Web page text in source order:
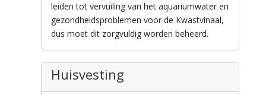
leiden tot vervuiling van het aquariumwater en
gezondheidsproblemen voor de Kwastvinaal,
dus moet dit zorgvuldig worden beheerd.
Huisvesting